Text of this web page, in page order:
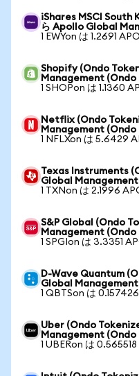
iShares MSCI South
ら Apollo Global
1 EWYon は 1.2691
Shopify (Ondo
Management (Ondo
1 SHOPon は 1.1360
Netflix (Ondo
Management (Ondo
1 NFLXon は 5.6429
Texas Instruments
Global
1 TXNon は 2.1996
S&P Global (Ondo
Management (Ondo
1 SPGIon は 3.3351
D-Wave Quantum
Global
1 QBTSon は
Uber (Ondo
Management (Ondo
1 UBERon は